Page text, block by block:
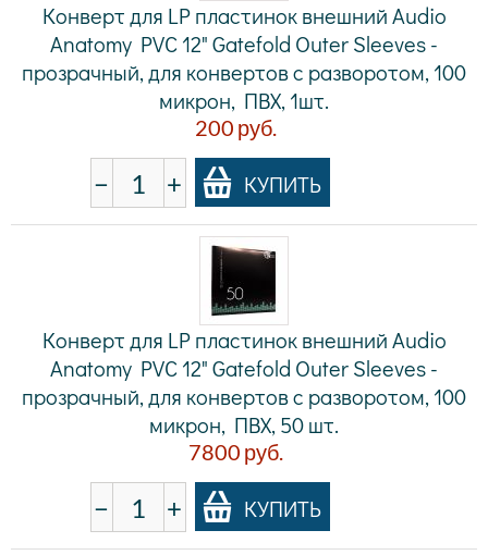
Конверт для LP пластинок внешний Audio
Anatomy PVC 12" Gatefold Outer Sleeves -
прозрачный, для конвертов с разворотом, 100
микрон, ПВХ, 1шт.
200 руб.
− + КУПИТЬ
Конверт для LP пластинок внешний Audio
Anatomy PVC 12" Gatefold Outer Sleeves -
прозрачный, для конвертов с разворотом, 100
микрон, ПВХ, 50 шт.
7800 руб.
− + КУПИТЬ